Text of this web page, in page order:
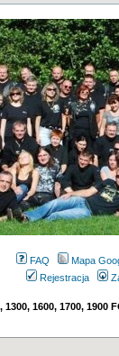
FAQ
Mapa
Rejestracja
1300, 1600, 1700, 1900